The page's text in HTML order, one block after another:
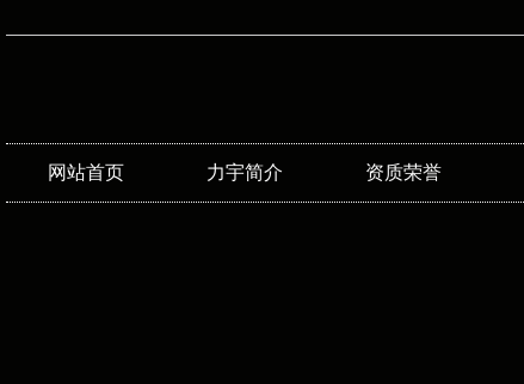
网站首页 力宇简介 资质荣誉